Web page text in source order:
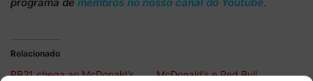
Relacionado
RB21 chega ao McDonald’s
McDonald’s e Red Bull